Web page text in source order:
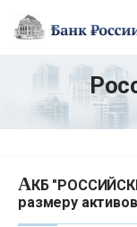
АКБ
размеру